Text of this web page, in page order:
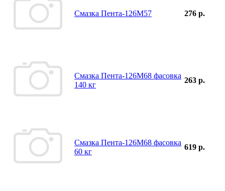
Смазка Пента-126М57 276 р.
Смазка Пента-126М68 фасовка
140 кг
263 р.
Смазка Пента-126М68 фасовка
60 кг
619 р.